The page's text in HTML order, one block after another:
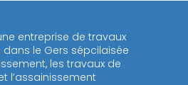
entreprise de travaux
le Gers sépcilaisée
les travaux de
l’assainissement